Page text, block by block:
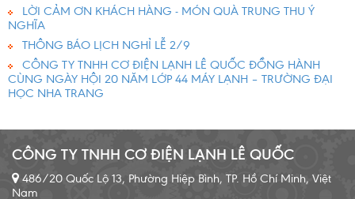
LỜI CẢM ƠN KHÁCH HÀNG - MÓN QUÀ TRUNG THU Ý
NGHĨA
THÔNG BÁO LỊCH NGHỈ LỄ 2/9
CÔNG TY TNHH CƠ ĐIỆN LẠNH LÊ QUỐC ĐỒNG HÀNH
CÙNG NGÀY HỘI 20 NĂM LỚP 44 MÁY LẠNH – TRƯỜNG ĐẠI
HỌC NHA TRANG
CÔNG TY TNHH CƠ ĐIỆN LẠNH LÊ QUỐC
486/20 Quốc Lộ 13, Phường Hiệp Bình, TP. Hồ Chí Minh, Việt
Nam